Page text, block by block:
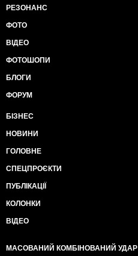
РЕЗОНАНС
ФОТО
ВІДЕО
ФОТОШОПИ
БЛОГИ
ФОРУМ
БІЗНЕС
НОВИНИ
ГОЛОВНЕ
СПЕЦПРОЄКТИ
ПУБЛІКАЦІЇ
КОЛОНКИ
ВІДЕО
МАСОВАНИЙ КОМБІНОВАНИЙ УДАР